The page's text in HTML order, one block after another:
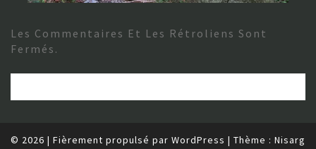
Les Commentaires Et Les Rétroliens Sont
Fermés.
© 2026 | Fièrement propulsé par WordPress | Thème : Nisarg